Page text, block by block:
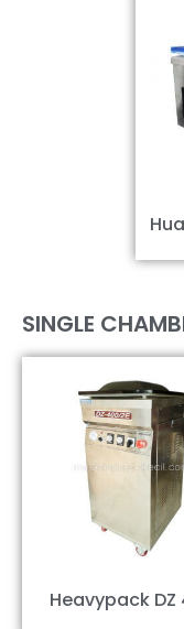
SINGLE
Heavypack DZ